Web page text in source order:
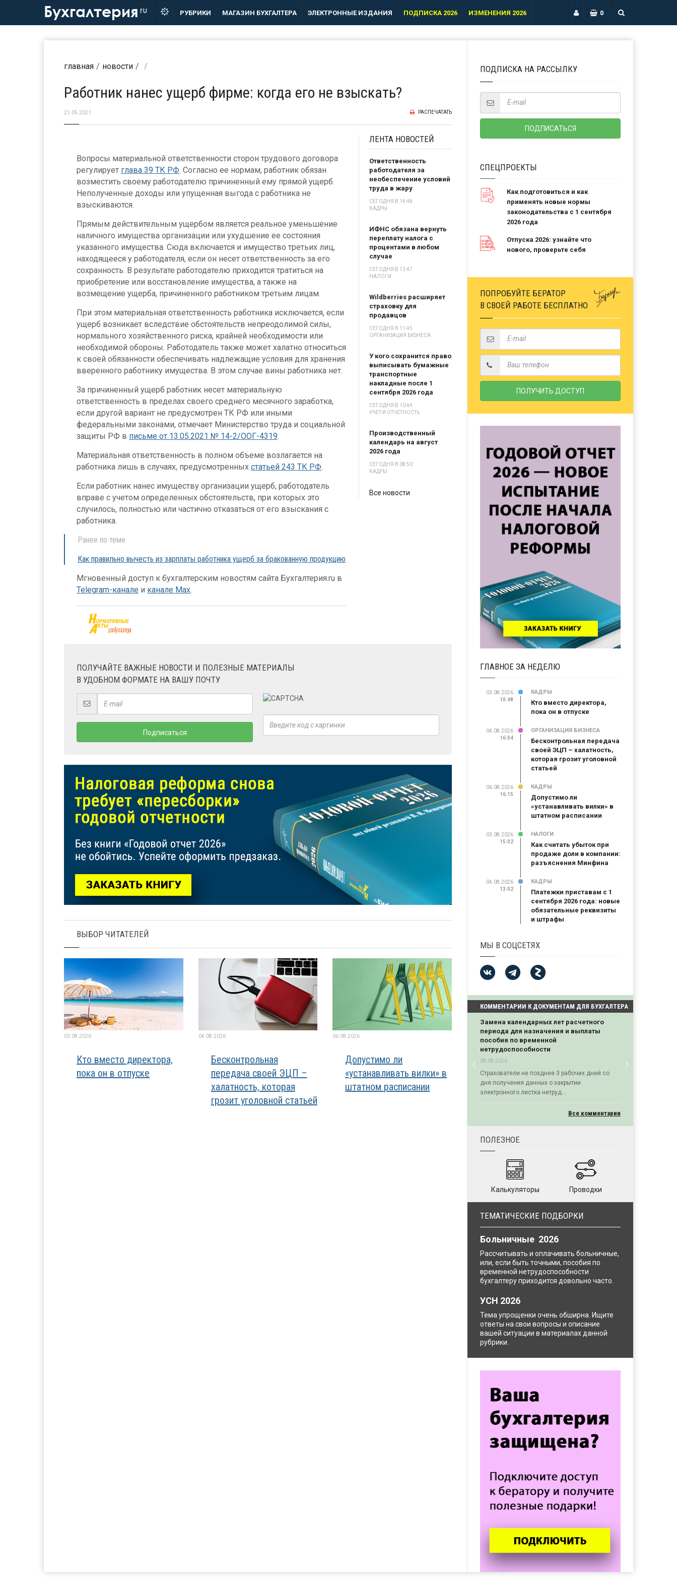
Бухгалтерия ru РУБРИКИ МАГАЗИН БУХГАЛТЕРА ЭЛЕКТРОННЫЕ ИЗДАНИЯ ПОДПИСКА 2026 ИЗМЕНЕНИЯ 2026 0
главная новости
Работник нанес ущерб фирме: когда его не взыскать?
21.05.2021 РАСПЕЧАТАТЬ
Вопросы материальной ответственности сторон трудового договора
регулирует глава 39 ТК РФ. Согласно ее нормам, работник обязан
возместить своему работодателю причиненный ему прямой ущерб.
Неполученные доходы или упущенная выгода с работника не
взыскиваются.
Прямым действительным ущербом является реальное уменьшение
наличного имущества организации или ухудшение ее состояния
указанного имущества. Сюда включается и имущество третьих лиц,
находящееся у работодателя, если он несет ответственность за его
сохранность. В результате работодателю приходится тратиться на
приобретение или восстановление имущества, а также на
возмещение ущерба, причиненного работником третьим лицам.
При этом материальная ответственность работника исключается, если
ущерб возникает вследствие обстоятельств непреодолимой силы,
нормального хозяйственного риска, крайней необходимости или
необходимой обороны. Работодатель также может халатно относиться
к своей обязанности обеспечивать надлежащие условия для хранения
вверенного работнику имущества. В этом случае вины работника нет.
За причиненный ущерб работник несет материальную
ответственность в пределах своего среднего месячного заработка,
если другой вариант не предусмотрен ТК РФ или иными
федеральными законами, отмечает Министерство труда и социальной
защиты РФ в письме от 13.05.2021 № 14-2/ООГ-4319.
Материальная ответственность в полном объеме возлагается на
работника лишь в случаях, предусмотренных статьей 243 ТК РФ.
Если работник нанес имуществу организации ущерб, работодатель
вправе с учетом определенных обстоятельств, при которых это
случилось, полностью или частично отказаться от его взыскания с
работника.
Ранее по теме
Как правильно вычесть из зарплаты работника ущерб за бракованную продукцию
Мгновенный доступ к бухгалтерским новостям сайта Бухгалтерия.ru в
Telegram-канале и канале Max.
ЛЕНТА НОВОСТЕЙ
Ответственность
работодателя за
необеспечение условий
труда в жару
СЕГОДНЯ В 14:48
КАДРЫ
ИФНС обязана вернуть
переплату налога с
процентами в любом
случае
СЕГОДНЯ В 13:47
НАЛОГИ
Wildberries расширяет
страховку для
продавцов
СЕГОДНЯ В 11:45
ОРГАНИЗАЦИЯ БИЗНЕСА
У кого сохранится право
выписывать бумажные
транспортные
накладные после 1
сентября 2026 года
СЕГОДНЯ В 10:44
УЧЕТ И ОТЧЕТНОСТЬ
Производственный
календарь на август
2026 года
СЕГОДНЯ В 08:50
КАДРЫ
Все новости
ПОЛУЧАЙТЕ ВАЖНЫЕ НОВОСТИ И ПОЛЕЗНЫЕ МАТЕРИАЛЫ
В УДОБНОМ ФОРМАТЕ НА ВАШУ ПОЧТУ
ВЫБОР ЧИТАТЕЛЕЙ
03.08.2026
Кто вместо директора,
пока он в отпуске
04.08.2026
Бесконтрольная
передача своей ЭЦП –
халатность, которая
грозит уголовной статьей
06.08.2026
Допустимо ли
«устанавливать вилки» в
штатном расписании
ПОДПИСКА НА РАССЫЛКУ
СПЕЦПРОЕКТЫ
Как подготовиться и как
применять новые нормы
законодательства с 1 сентября
2026 года
Отпуска 2026: узнайте что
нового, проверьте себя
ПОПРОБУЙТЕ БЕРАТОР
В СВОЕЙ РАБОТЕ БЕСПЛАТНО
ГЛАВНОЕ ЗА НЕДЕЛЮ
03.08.2026
10:48
КАДРЫ
Кто вместо директора,
пока он в отпуске
04.08.2026
16:04
ОРГАНИЗАЦИЯ БИЗНЕСА
Бесконтрольная передача
своей ЭЦП – халатность,
которая грозит уголовной
статьей
06.08.2026
16:15
КАДРЫ
Допустимо ли
«устанавливать вилки» в
штатном расписании
03.08.2026
15:02
НАЛОГИ
Как считать убыток при
продаже доли в компании:
разъяснения Минфина
04.08.2026
13:02
КАДРЫ
Платежки приставам с 1
сентября 2026 года: новые
обязательные реквизиты
и штрафы
МЫ В СОЦСЕТЯХ
КОММЕНТАРИИ К ДОКУМЕНТАМ ДЛЯ БУХГАЛТЕРА
Замена календарных лет расчетного
периода для назначения и выплаты
пособия по временной
нетрудоспособности
08.08.2026
Страхователи не позднее 3 рабочих дней со
дня получения данных о закрытии
электронного листка нетруд...
‹Previous ›Next
Все комментарии
ПОЛЕЗНОЕ
Калькуляторы Проводки
ТЕМАТИЧЕСКИЕ ПОДБОРКИ
Больничные 2026
Рассчитывать и оплачивать больничные,
или, если быть точными, пособия по
временной нетрудоспособности
бухгалтеру приходится довольно часто.
УСН 2026
Тема упрощенки очень обширна. Ищите
ответы на свои вопросы и описание
вашей ситуации в материалах данной
рубрики.